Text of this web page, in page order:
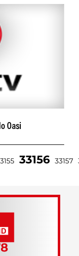
Oasi
33156 33157